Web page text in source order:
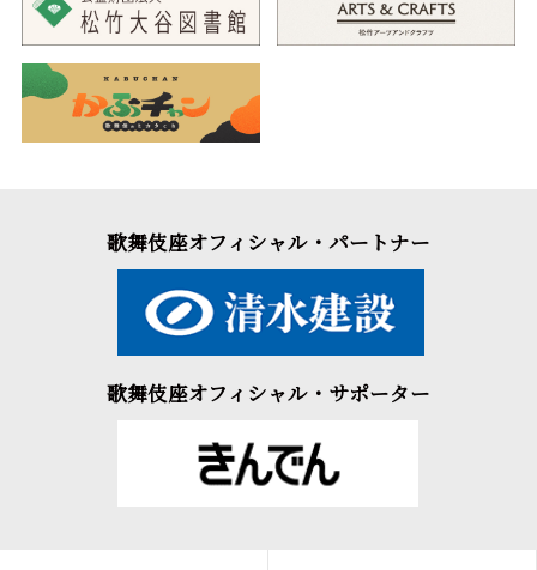
歌舞伎座オフィシャル・パートナー
歌舞伎座オフィシャル・サポーター